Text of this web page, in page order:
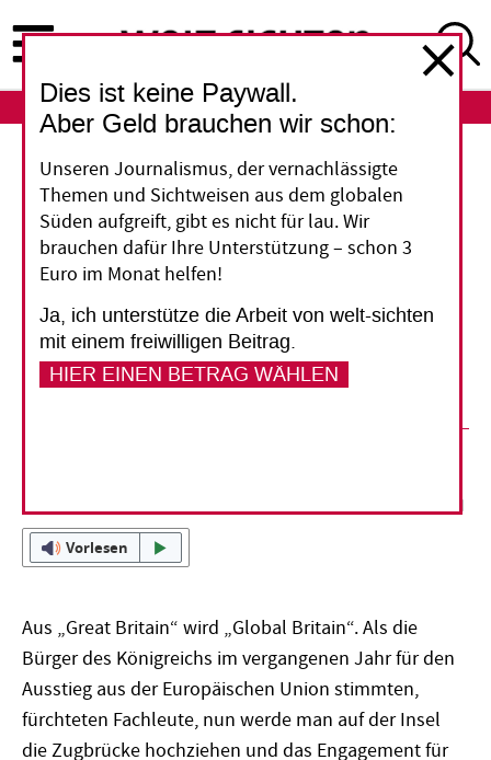
zum
Inhalt
ABO
Entwicklungspolitik
Global Britain Ltd
Die britische Regierung ist für die Zeit nach dem
Brexit auf der Suche nach Handelspartnern. Das
schlägt sich in der neuen Strategie für
Entwicklungshilfe nieder.
Vorlesen
Aus „Great Britain“ wird „Global Britain“. Als die
Bürger des Königreichs im vergangenen Jahr für den
Ausstieg aus der Europäischen Union stimmten,
fürchteten Fachleute, nun werde man auf der Insel
die Zugbrücke hochziehen und das Engagement für
Dies ist keine Paywall.
Aber Geld brauchen wir schon:
Unseren Journalismus, der vernachlässigte
Themen und Sichtweisen aus dem globalen
Süden aufgreift, gibt es nicht für lau. Wir
brauchen dafür Ihre Unterstützung – schon 3
Euro im Monat helfen!
Ja, ich unterstütze die Arbeit von welt-sichten
mit einem freiwilligen Beitrag.
HIER EINEN BETRAG WÄHLEN